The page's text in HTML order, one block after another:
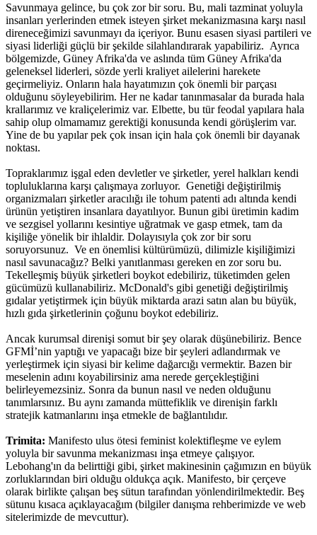
Savunmaya gelince, bu çok zor bir soru. Bu, mali tazminat yoluyla
insanları yerlerinden etmek isteyen şirket mekanizmasına karşı nasıl
direneceğimizi savunmayı da içeriyor. Bunu esasen siyasi partileri ve
siyasi liderliği güçlü bir şekilde silahlandırarak yapabiliriz. Ayrıca
bölgemizde, Güney Afrika'da ve aslında tüm Güney Afrika'da
geleneksel liderleri, sözde yerli kraliyet ailelerini harekete
geçirmeliyiz. Onların hala hayatımızın çok önemli bir parçası
olduğunu söyleyebilirim. Her ne kadar tanınmasalar da burada hala
krallarımız ve kraliçelerimiz var. Elbette, bu tür feodal yapılara hala
sahip olup olmamamız gerektiği konusunda kendi görüşlerim var.
Yine de bu yapılar pek çok insan için hala çok önemli bir dayanak
noktası.
Topraklarımız işgal eden devletler ve şirketler, yerel halkları kendi
topluluklarına karşı çalışmaya zorluyor. Genetiği değiştirilmiş
organizmaları şirketler aracılığı ile tohum patenti adı altında kendi
ürünün yetiştiren insanlara dayatılıyor. Bunun gibi üretimin kadim
ve sezgisel yollarını kesintiye uğratmak ve gasp etmek, tam da
kişiliğe yönelik bir ihlaldir. Dolayısıyla çok zor bir soru
soruyorsunuz. Ve en önemlisi kültürümüzü, dilimizle kişiliğimizi
nasıl savunacağız? Belki yanıtlanması gereken en zor soru bu.
Tekelleşmiş büyük şirketleri boykot edebiliriz, tüketimden gelen
gücümüzü kullanabiliriz. McDonald's gibi genetiği değiştirilmiş
gıdalar yetiştirmek için büyük miktarda arazi satın alan bu büyük,
hızlı gıda şirketlerinin çoğunu boykot edebiliriz.
Ancak kurumsal direnişi somut bir şey olarak düşünebiliriz. Bence
GFMİ’nin yaptığı ve yapacağı bize bir şeyleri adlandırmak ve
yerleştirmek için siyasi bir kelime dağarcığı vermektir. Bazen bir
meselenin adını koyabilirsiniz ama nerede gerçekleştiğini
belirleyemezsiniz. Sonra da bunun nasıl ve neden olduğunu
tanımlarsınız. Bu aynı zamanda müttefiklik ve direnişin farklı
stratejik katmanlarını inşa etmekle de bağlantılıdır.
Trimita: Manifesto ulus ötesi feminist kolektifleşme ve eylem
yoluyla bir savunma mekanizması inşa etmeye çalışıyor.
Lebohang'ın da belirttiği gibi, şirket makinesinin çağımızın en büyük
zorluklarından biri olduğu oldukça açık. Manifesto, bir çerçeve
olarak birlikte çalışan beş sütun tarafından yönlendirilmektedir. Beş
sütunu kısaca açıklayacağım (bilgiler danışma rehberimizde ve web
sitelerimizde de mevcuttur).